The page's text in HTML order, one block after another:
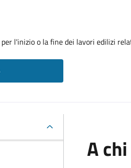
l'inizio o la fine dei lavori edilizi
A